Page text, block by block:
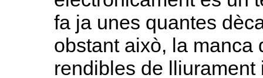
fa ja unes quantes
obstant això, la manca
rendibles de